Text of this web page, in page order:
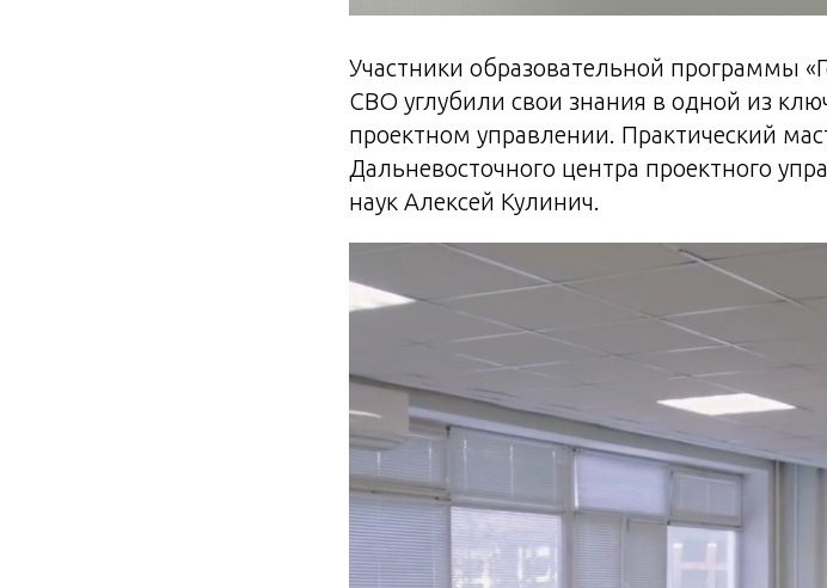
Участники образовательной программы
СВО углубили свои знания в одной из
проектном управлении. Практический
Дальневосточного центра проектного
наук Алексей Кулинич.